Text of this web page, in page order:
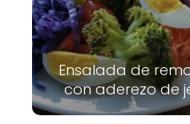
Ensalada de
con aderezo de